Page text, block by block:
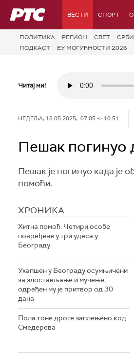
РТС ВЕСТИ СПОРТ
ПОЛИТИКА РЕГИОН СВЕТ
ПОДКАСТ
ЕУ МОГУЋНОСТИ 2026
Читај ми!
НЕДЕЉА, 18.05.2025, 07:05 -> 10:51
Пешак погинуо
Пешак је погинуо када је
помоћи.
ХРОНИКА
Хитна помоћ: Четири особе
повређене у три удеса у
Београду
Ухапшен у Београду осумњичени
за злостављање и мучење,
одређен му је притвор од 30
дана
Пола тоне дроге заплењено код
Смедерева